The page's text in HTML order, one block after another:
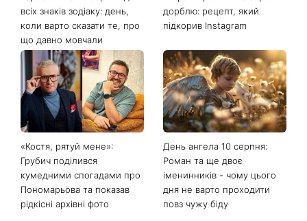
всіх знаків зодіаку: день,
коли варто сказати те, про
що давно мовчали
дорблю: рецепт, який
підкорив Instagram
«Костя, рятуй мене»:
Грубич поділився
кумедними спогадами про
Пономарьова та показав
рідкісні архівні фото
День ангела 10 серпня:
Роман та ще двоє
іменинників - чому цього
дня не варто проходити
повз чужу біду